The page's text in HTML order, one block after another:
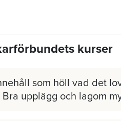
kurser
som höll vad det
upplägg och lagom